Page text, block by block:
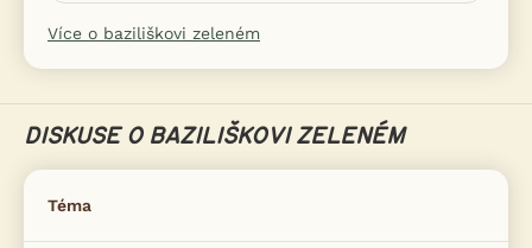
Více o baziliškovi zeleném
DISKUSE O BAZILIŠKOVI ZELENÉM
Téma